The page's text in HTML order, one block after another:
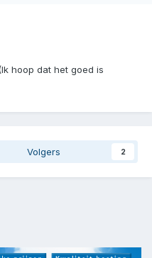
hoop dat het goed is
Volgers 2